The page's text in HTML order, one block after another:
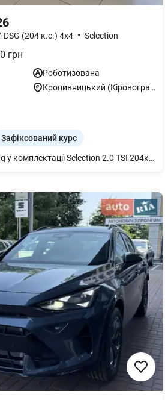
DSG (204 к.с.) 4x4 • Selection
грн
Роботизована
Кропивницький (Кіровоград)
Зафіксований курс
Автомобіль Skoda Kodiaq у комплектації Selection 2.0 TSI 204к.с. До комплектації Selection додатково додано: •Система утримання автомобіля в смузі руху •Шкіряний салон Коньячний •LED Matrix AFS, інтегровані протитуманні фари з підсвічуванням кута повороту •Обігрів вітрового скла •Електрорегулювання сидіння водія, з функцією запам'ятовування •Електропривід багажника •Легкосплавні диски LEFKA 7,5Jx19 •Безключовий доступ до салону Kessy Advanced із Safe системою •Пневматичне регулювання підтримки зони попереку для сидіння водія Протилежна сигналізація, моніторинг салону, резервний звуковий сигнал та захист від буксирування. •Індивідуальне керування підігрівом передніх та задніх сидінь •Система оповіщення про рух ззаду, система попередження про виїзд •Спереду попередження з автоматичним гальмуванням •Розширений моніторинг уваги та сонливості водія •З системою камери заднього виду •Багатофункціональна камера